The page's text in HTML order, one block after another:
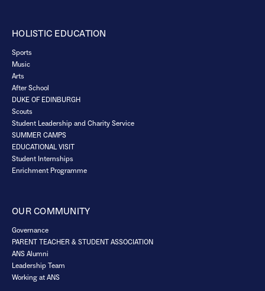
HOLISTIC EDUCATION
Sports
Music
Arts
After School
DUKE OF EDINBURGH
Scouts
Student Leadership and Charity Service
SUMMER CAMPS
EDUCATIONAL VISIT
Student Internships
Enrichment Programme
OUR COMMUNITY
Governance
PARENT TEACHER & STUDENT ASSOCIATION
ANS Alumni
Leadership Team
Working at ANS